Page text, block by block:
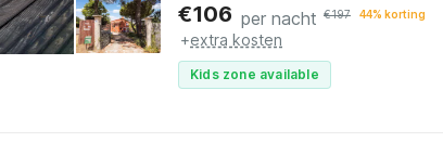
€106 per nacht €197 44% korting
+extra kosten
Kids zone available